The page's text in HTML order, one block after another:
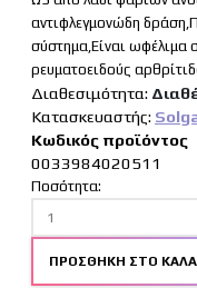
αντιφλεγμονώδη
σύστημα,Είναι ωφέλιμα
ρευματοειδούς
Διαθεσιμότητα:
Κατασκευαστής:
Κωδικός προϊόντος
0033984020511
Ποσότητα:
ΠΡΟΣΘΉΚΗ ΣΤΟ